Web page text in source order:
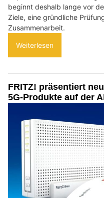
beginnt deshalb lange vor
Ziele, eine gründliche
Zusammenarbeit.
Weiterlesen
FRITZ! präsentiert
5G-Produkte auf der